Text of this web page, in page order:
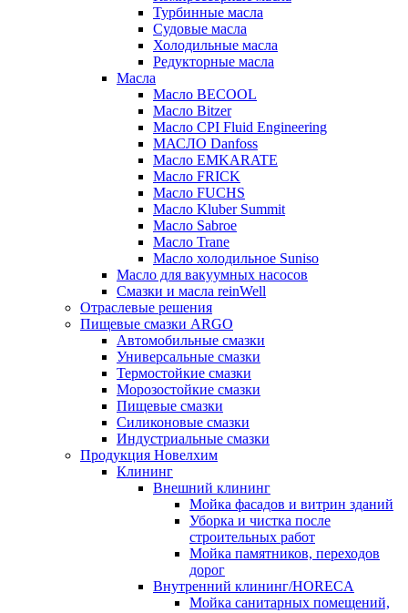
Турбинные масла
Судовые масла
Холодильные масла
Редукторные масла
Масла
Масло BECOOL
Масло Bitzer
Масло CPI Fluid Engineering
МАСЛО Danfoss
Масло EMKARATE
Масло FRICK
Масло FUCHS
Масло Kluber Summit
Масло Sabroe
Масло Trane
Масло холодильное Suniso
Масло для вакуумных насосов
Смазки и масла reinWell
Отраслевые решения
Пищевые смазки ARGO
Автомобильные смазки
Универсальные смазки
Термостойкие смазки
Морозостойкие смазки
Пищевые смазки
Силиконовые смазки
Индустриальные смазки
Продукция Новелхим
Клининг
Внешний клининг
Мойка фасадов и витрин зданий
Уборка и чистка после
строительных работ
Мойка памятников, переходов
дорог
Внутренний клининг/HORECA
Мойка санитарных помещений,